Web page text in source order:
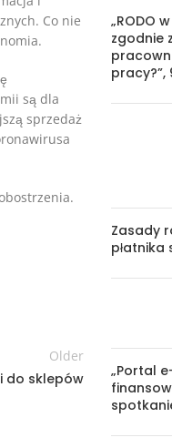
Co nie
są dla
sprzedaż
Older
do sklepów
„RODO
zgodnie
pracy?”,
Zasady
płatnika
„Portal